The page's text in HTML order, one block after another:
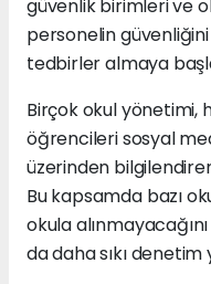
güvenlik birimleri ve
personelin
tedbirler almaya
Birçok okul yönetimi,
öğrencileri sosyal
üzerinden
Bu kapsamda bazı
okula
da daha sıkı denetim